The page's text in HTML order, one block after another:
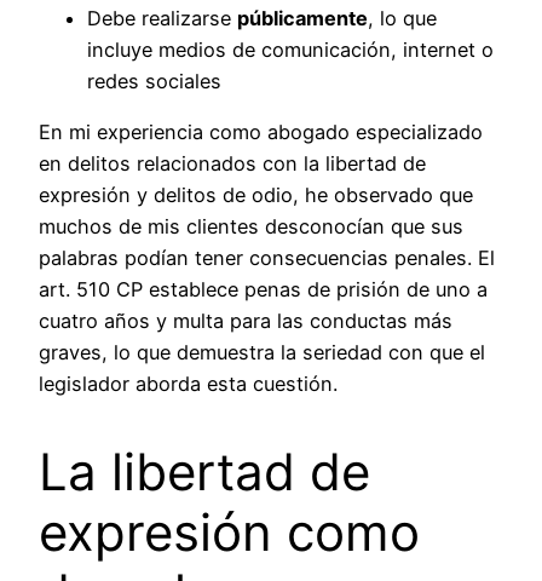
Debe realizarse públicamente, lo que
incluye medios de comunicación, internet o
redes sociales
En mi experiencia como abogado especializado
en delitos relacionados con la libertad de
expresión y delitos de odio, he observado que
muchos de mis clientes desconocían que sus
palabras podían tener consecuencias penales. El
art. 510 CP establece penas de prisión de uno a
cuatro años y multa para las conductas más
graves, lo que demuestra la seriedad con que el
legislador aborda esta cuestión.
La libertad de
expresión como